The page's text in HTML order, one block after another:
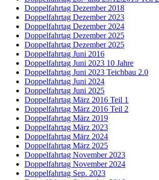
Doppelfahrtag Dezember 2018
Doppelfahrtag Dezember 2023
Doppelfahrtag Dezember 2024
Doppelfahrtag Dezember 2025
Doppelfahrtag Dezember 2025
Doppelfahrtag Juni 2016
Doppelfahrtag Juni 2023 10 Jahre
Doppelfahrtag Juni 2023 Teichbau 2.0
Doppelfahrtag Juni 2024
Doppelfahrtag Juni 2025
Doppelfahrtag März 2016 Teil 1
Doppelfahrtag März 2016 Teil 2
Doppelfahrtag März 2019
Doppelfahrtag März 2023
Doppelfahrtag März 2024
Doppelfahrtag März 2025
Doppelfahrtag November 2023
Doppelfahrtag November 2024
Doppelfahrtag Sep. 2023